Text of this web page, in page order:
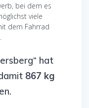
bei dem es
viele
dem Fahrrad
hat
867 kg